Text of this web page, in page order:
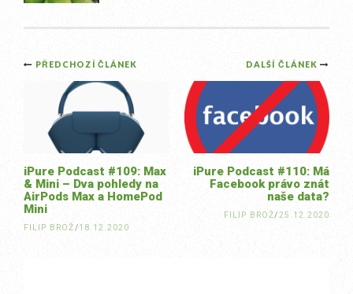
Post
navigation
DALŠÍ ČLÁNEK
iPure Podcast #110: Má
Facebook právo znát
naše data?
FILIP BROŽ/25.12.2020
PŘEDCHOZÍ ČLÁNEK
iPure Podcast #109: Max
& Mini – Dva pohledy na
AirPods Max a HomePod
Mini
FILIP BROŽ/18.12.2020